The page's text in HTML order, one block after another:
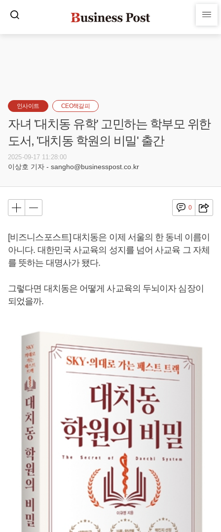
인사이트 CEO책갈피
자녀 '대치동 유학' 고민하는 학부모 위한
도서, '대치동 학원의 비밀' 출간
2025-09-17 11:28:00
이상호 기자 - sangho@businesspost.co.kr
0
[비즈니스포스트] 대치동은 이제 서울의 한 동네 이름이
아니다. 대한민국 사교육의 성지를 넘어 사교육 그 자체
를 뜻하는 대명사가 됐다.
그렇다면 대치동은 어떻게 사교육의 두뇌이자 심장이
되었을까.